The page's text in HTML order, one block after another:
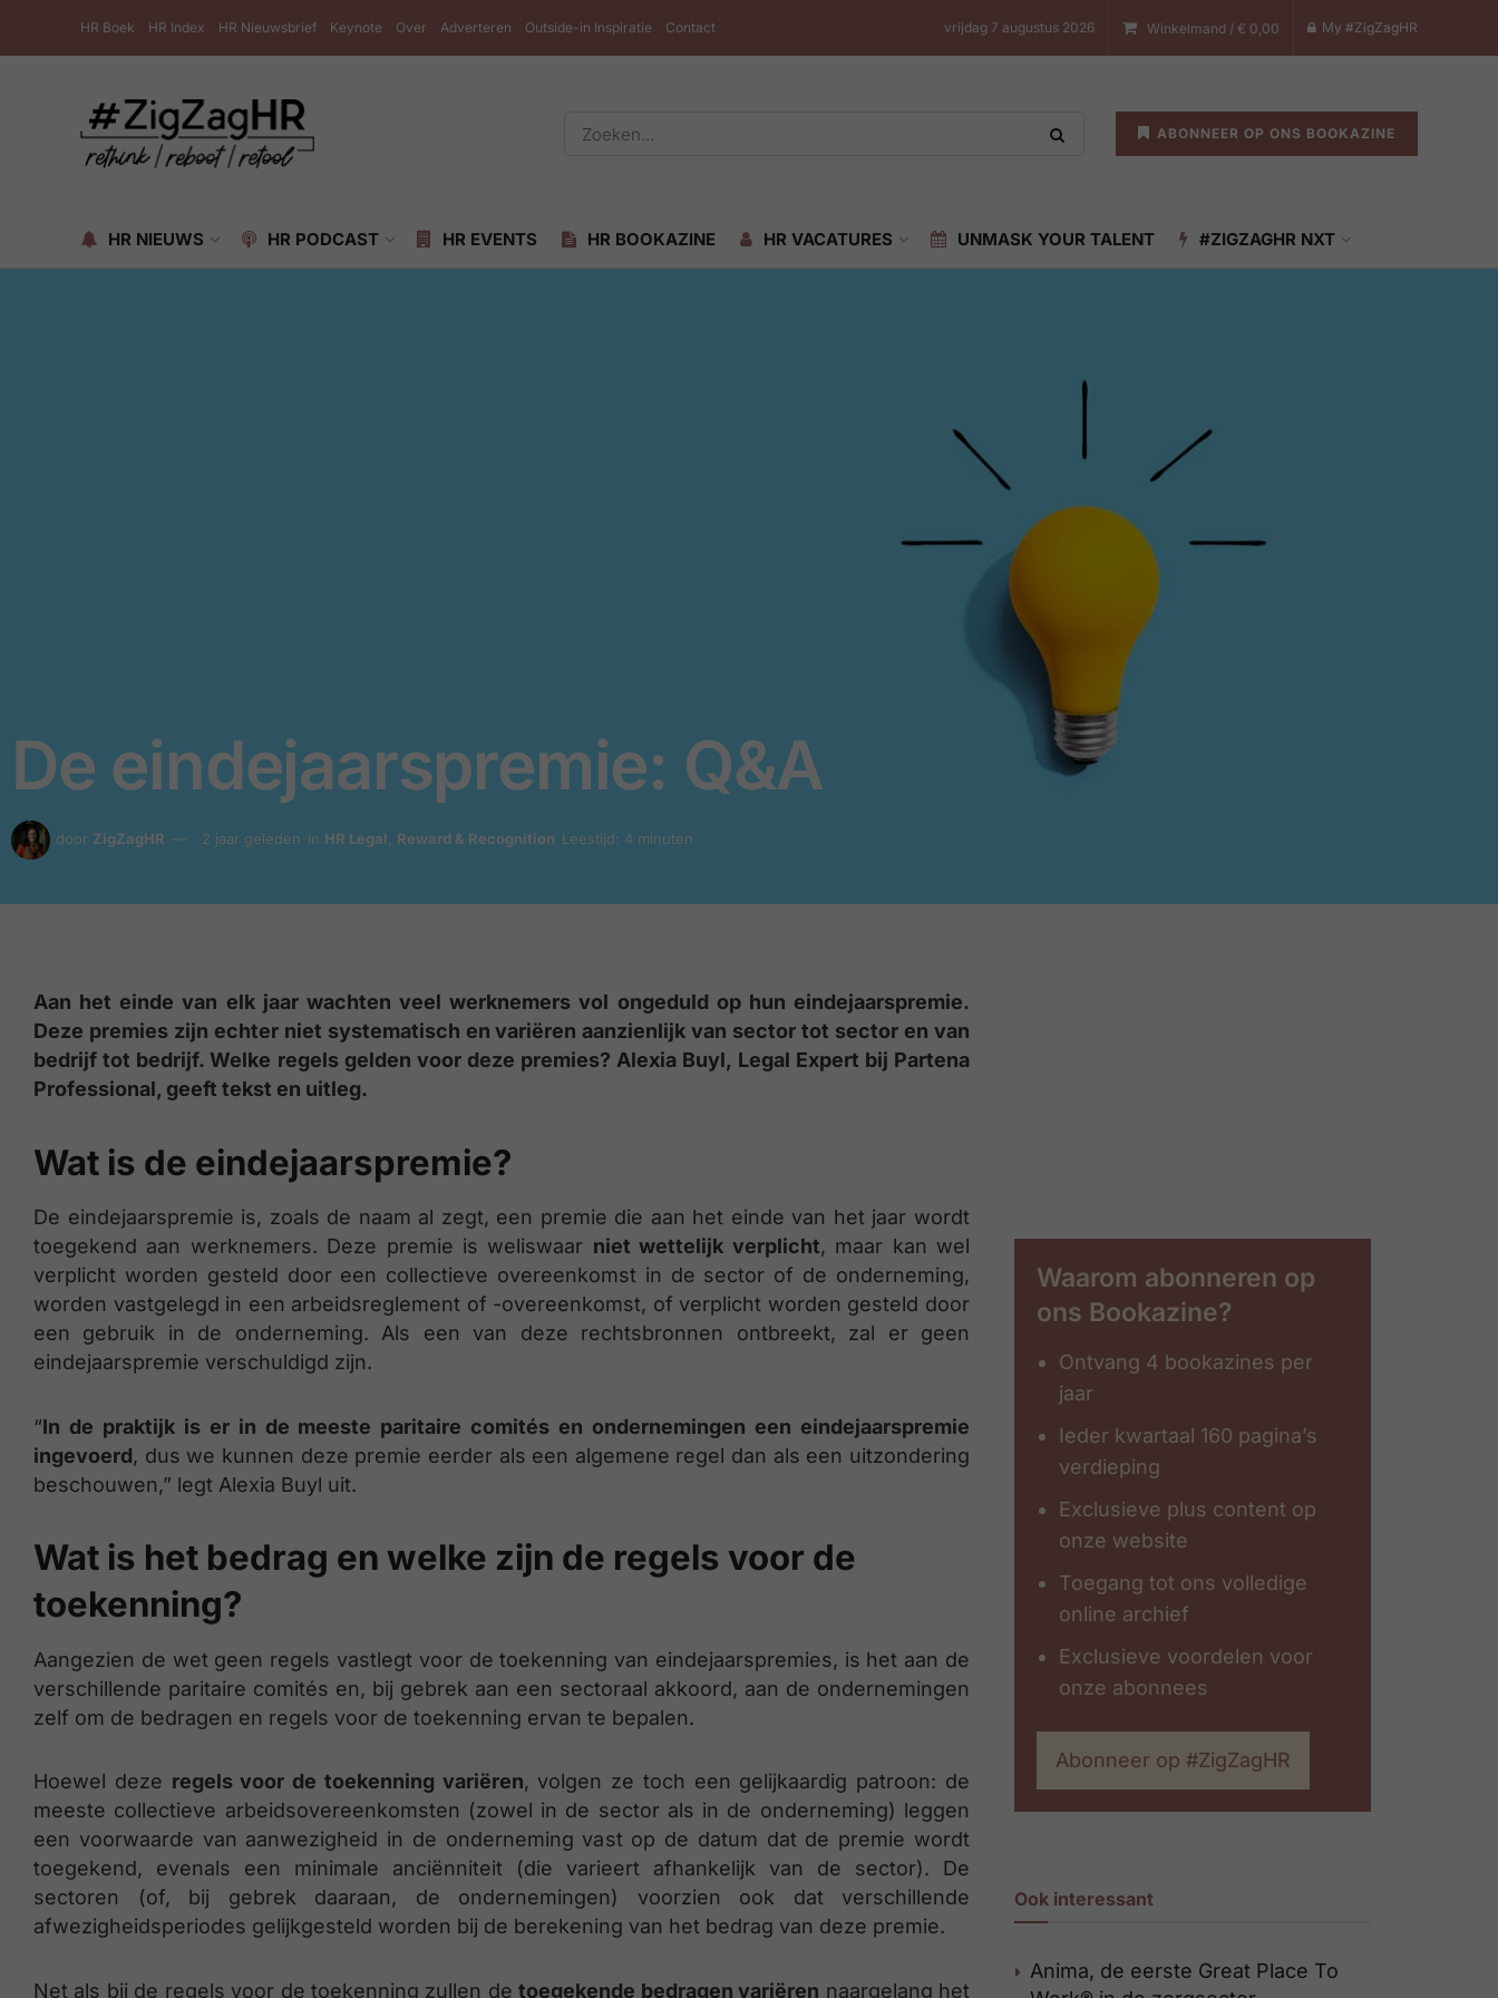
HR Boek HR Index HR Nieuwsbrief Keynote Over Adverteren Outside-in Inspiratie Contact vrijdag 7 augustus 2026 Winkelmand / € 0,00 My #ZigZagHR
ABONNEER OP ONS BOOKAZINE
HR NIEUWS HR PODCAST HR EVENTS HR BOOKAZINE HR VACATURES UNMASK YOUR TALENT #ZIGZAGHR NXT
De eindejaarspremie: Q&A
door ZigZagHR 2 jaar geleden in HR Legal Reward & Recognition Leestijd: 4 minuten
Aan het einde van elk jaar wachten veel werknemers vol ongeduld op hun eindejaarspremie.
Deze premies zijn echter niet systematisch en variëren aanzienlijk van sector tot sector en van
bedrijf tot bedrijf. Welke regels gelden voor deze premies? Alexia Buyl, Legal Expert bij Partena
Professional, geeft tekst en uitleg.
Wat is de eindejaarspremie?
De eindejaarspremie is, zoals de naam al zegt, een premie die aan het einde van het jaar wordt
toegekend aan werknemers. Deze premie is weliswaar niet wettelijk verplicht, maar kan wel
verplicht worden gesteld door een collectieve overeenkomst in de sector of de onderneming,
worden vastgelegd in een arbeidsreglement of -overeenkomst, of verplicht worden gesteld door
een gebruik in de onderneming. Als een van deze rechtsbronnen ontbreekt, zal er geen
eindejaarspremie verschuldigd zijn.
“In de praktijk is er in de meeste paritaire comités en ondernemingen een eindejaarspremie
ingevoerd, dus we kunnen deze premie eerder als een algemene regel dan als een uitzondering
beschouwen,” legt Alexia Buyl uit.
Wat is het bedrag en welke zijn de regels voor de
toekenning?
Aangezien de wet geen regels vastlegt voor de toekenning van eindejaarspremies, is het aan de
verschillende paritaire comités en, bij gebrek aan een sectoraal akkoord, aan de ondernemingen
zelf om de bedragen en regels voor de toekenning ervan te bepalen.
Hoewel deze regels voor de toekenning variëren, volgen ze toch een gelijkaardig patroon: de
meeste collectieve arbeidsovereenkomsten (zowel in de sector als in de onderneming) leggen
een voorwaarde van aanwezigheid in de onderneming vast op de datum dat de premie wordt
toegekend, evenals een minimale anciënniteit (die varieert afhankelijk van de sector). De
sectoren (of, bij gebrek daaraan, de ondernemingen) voorzien ook dat verschillende
afwezigheidsperiodes gelijkgesteld worden bij de berekening van het bedrag van deze premie.
Net als bij de regels voor de toekenning zullen detoegekende bedragen variëren naargelang het
Waarom abonneren op
ons Bookazine?
Ontvang 4 bookazines per
jaar
Ieder kwartaal 160 pagina’s
verdieping
Exclusieve plus content op
onze website
Toegang tot ons volledige
online archief
Exclusieve voordelen voor
onze abonnees
Abonneer op #ZigZagHR
Ook interessant
Anima, de eerste Great Place To